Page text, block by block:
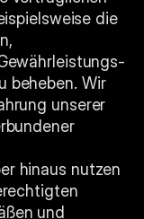
die
beheben. Wir
unserer
hinaus nutzen
und